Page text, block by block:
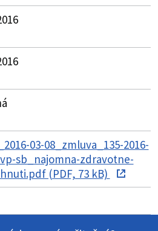
03-08_zmluva_135-2016-
sb_najomna-zdravotne-
(PDF, 73 kB)